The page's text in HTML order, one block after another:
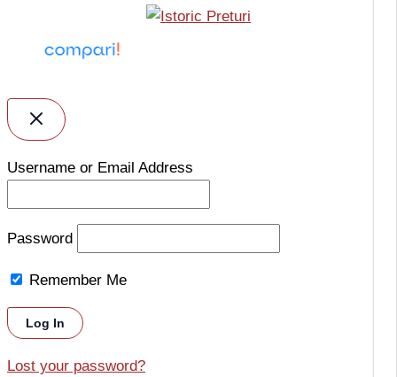
Username or Email Address
Password
Remember Me
Lost your password?